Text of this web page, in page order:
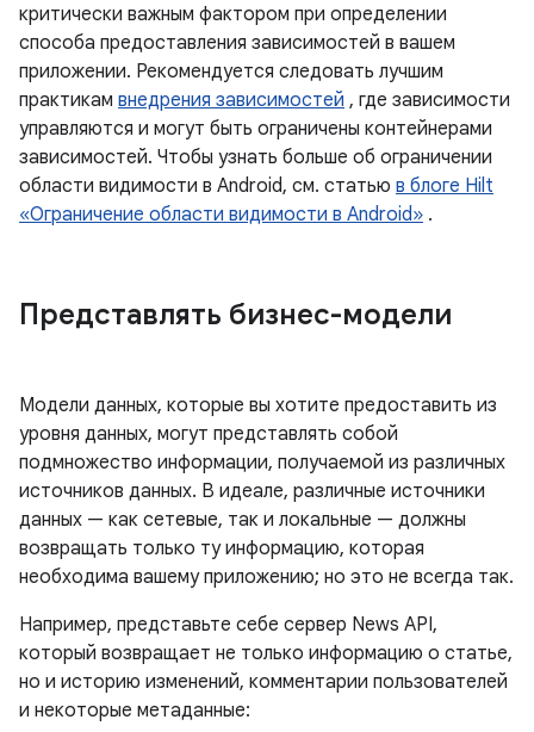
критически важным фактором при определении
способа предоставления зависимостей в вашем
приложении. Рекомендуется следовать лучшим
практикам внедрения зависимостей , где зависимости
управляются и могут быть ограничены контейнерами
зависимостей. Чтобы узнать больше об ограничении
области видимости в Android, см. статью в блоге Hilt
«Ограничение области видимости в Android» .
Представлять бизнес-модели
Модели данных, которые вы хотите предоставить из
уровня данных, могут представлять собой
подмножество информации, получаемой из различных
источников данных. В идеале, различные источники
данных — как сетевые, так и локальные — должны
возвращать только ту информацию, которая
необходима вашему приложению; но это не всегда так.
Например, представьте себе сервер News API,
который возвращает не только информацию о статье,
но и историю изменений, комментарии пользователей
и некоторые метаданные: